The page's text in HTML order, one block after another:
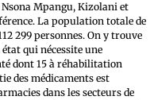
Mpangu, Kizolani et
La population totale de
299 personnes. On y trouve
qui nécessite une
dont 15 à réhabilitation
des médicaments est
dans les secteurs de